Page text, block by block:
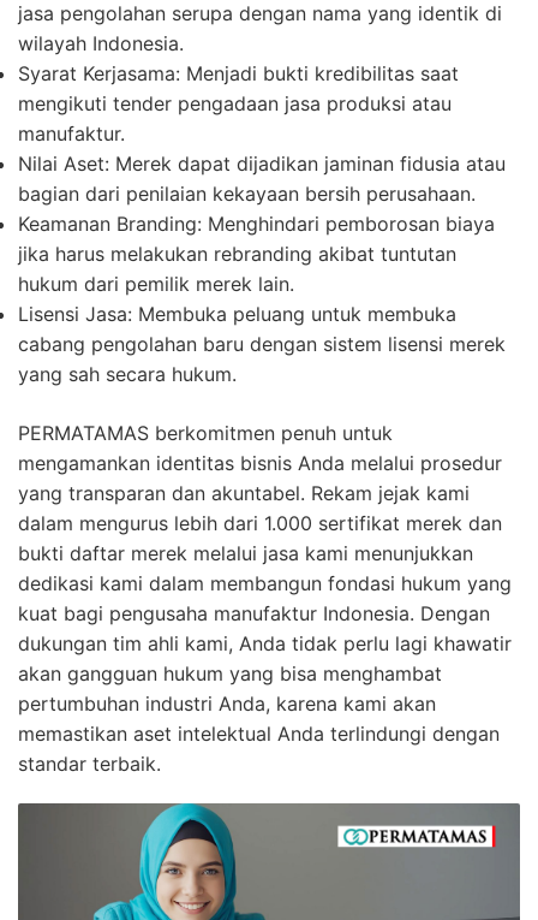
jasa pengolahan serupa dengan nama yang identik di
wilayah Indonesia.
Syarat Kerjasama: Menjadi bukti kredibilitas saat
mengikuti tender pengadaan jasa produksi atau
manufaktur.
Nilai Aset: Merek dapat dijadikan jaminan fidusia atau
bagian dari penilaian kekayaan bersih perusahaan.
Keamanan Branding: Menghindari pemborosan biaya
jika harus melakukan rebranding akibat tuntutan
hukum dari pemilik merek lain.
Lisensi Jasa: Membuka peluang untuk membuka
cabang pengolahan baru dengan sistem lisensi merek
yang sah secara hukum.
PERMATAMAS berkomitmen penuh untuk
mengamankan identitas bisnis Anda melalui prosedur
yang transparan dan akuntabel. Rekam jejak kami
dalam mengurus lebih dari 1.000 sertifikat merek dan
bukti daftar merek melalui jasa kami menunjukkan
dedikasi kami dalam membangun fondasi hukum yang
kuat bagi pengusaha manufaktur Indonesia. Dengan
dukungan tim ahli kami, Anda tidak perlu lagi khawatir
akan gangguan hukum yang bisa menghambat
pertumbuhan industri Anda, karena kami akan
memastikan aset intelektual Anda terlindungi dengan
standar terbaik.